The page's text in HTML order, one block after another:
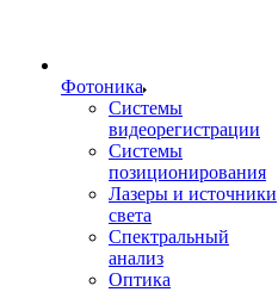
Фотоника
Cистемы
видеорегистрации
Системы
позиционирования
Лазеры и источники
света
Спектральный
анализ
Оптика